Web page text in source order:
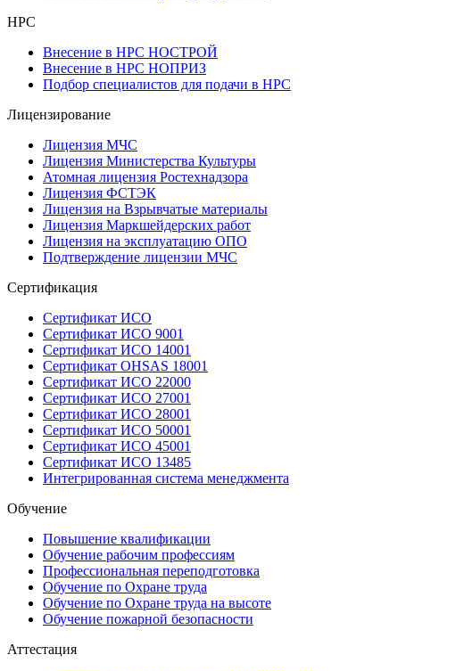
НРС
Внесение в НРС НОСТРОЙ
Внесение в НРС НОПРИЗ
Подбор специалистов для подачи в НРС
Лицензирование
Лицензия МЧС
Лицензия Министерства Культуры
Атомная лицензия Ростехнадзора
Лицензия ФСТЭК
Лицензия на Взрывчатые материалы
Лицензия Маркшейдерских работ
Лицензия на эксплуатацию ОПО
Подтверждение лицензии МЧС
Сертификация
Сертификат ИСО
Сертификат ИСО 9001
Сертификат ИСО 14001
Сертификат OHSAS 18001
Сертификат ИСО 22000
Сертификат ИСО 27001
Сертификат ИСО 28001
Сертификат ИСО 50001
Сертификат ИСО 45001
Сертификат ИСО 13485
Интегрированная система менеджмента
Обучение
Повышение квалификации
Обучение рабочим профессиям
Профессиональная переподготовка
Обучение по Охране труда
Обучение по Охране труда на высоте
Обучение пожарной безопасности
Аттестация